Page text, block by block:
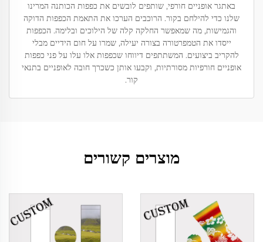
באתגר אופניים חורפי, שותפים לובשים את כפפות הכותנה המרינו
שלנו כדי להילחם בקור. הרוכבים הערכו את התאמת הכפפות הדוקה
והגמישות, מה שמאפשר החלקה קלה של הילוכים ובלימה. הכפפות
ייסדו את הטמפרטורה בצורה יעילה, שמרו על חום הידיים מבלי
להקריב ביצועים. המשתתפים דיווחו שכפפות אלו עלו על פני כפפות
אופניים חורפיות מסורתיות, וקבעו אותן כשכרך חובה לאופניים בתנאי
קור.
מוצרים קשורים